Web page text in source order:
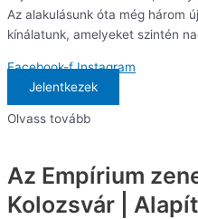
Az alakulásunk óta még három
kínálatunk, amelyeket szintén
Facebook-f Instagram
Jelentkezek
Olvass tovább
Az Empírium
Kolozsvár |